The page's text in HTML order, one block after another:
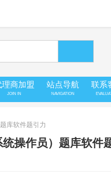
理商加盟
JOIN IN
站点导航
NAVIGATION
联系
库软件题引力
操作员）题库软件